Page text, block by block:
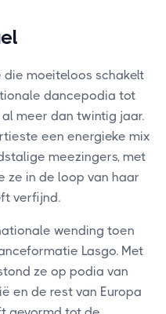
moeiteloos schakelt
dancepodia tot
meer dan twintig jaar.
een energieke mix
meezingers, met
ze in de loop van haar
verfijnd.
wending toen
Lasgo. Met
ze op podia van
en de rest van Europa